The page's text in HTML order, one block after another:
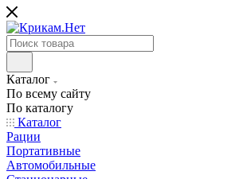
Каталог
По всему сайту
По каталогу
Каталог
Рации
Портативные
Автомобильные